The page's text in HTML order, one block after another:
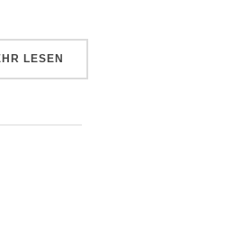
ÜBER “WARUM FREIMAURER
LESEN